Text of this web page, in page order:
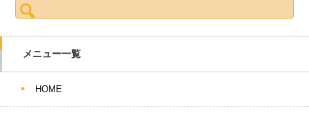
検索:
メニュー一覧
HOME